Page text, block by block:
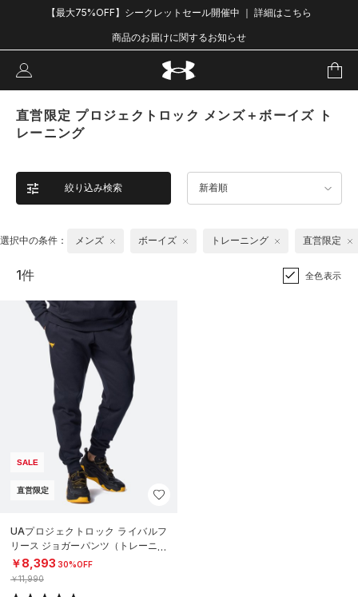
【最大75%OFF】シークレットセール開催中 ｜ 詳細はこちら
商品のお届けに関するお知らせ
直営限定 プロジェクトロック メンズ＋ボーイズ ト
レーニング
絞り込み検索 新着順
選択中の条件： メンズ ボーイズ トレーニング 直営限定
1件 全色表示
SALE
直営限定
UAプロジェクトロック ライバルフ
リース ジョガーパンツ（トレーニン
グ/MEN）
￥8,393 30%OFF
￥11,990